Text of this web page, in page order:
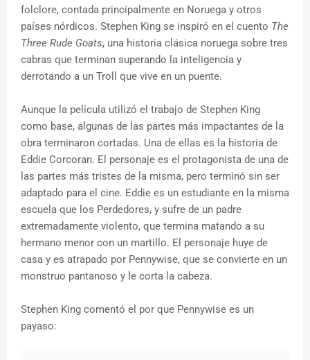
folclore, contada principalmente en Noruega y otros
países nórdicos. Stephen King se inspiró en el cuento The
Three Rude Goats, una historia clásica noruega sobre tres
cabras que terminan superando la inteligencia y
derrotando a un Troll que vive en un puente.
Aunque la película utilizó el trabajo de Stephen King
como base, algunas de las partes más impactantes de la
obra terminaron cortadas. Una de ellas es la historia de
Eddie Corcoran. El personaje es el protagonista de una de
las partes más tristes de la misma, pero terminó sin ser
adaptado para el cine. Eddie es un estudiante en la misma
escuela que los Perdedores, y sufre de un padre
extremadamente violento, que termina matando a su
hermano menor con un martillo. El personaje huye de
casa y es atrapado por Pennywise, que se convierte en un
monstruo pantanoso y le corta la cabeza.
Stephen King comentó el por que Pennywise es un
payaso: